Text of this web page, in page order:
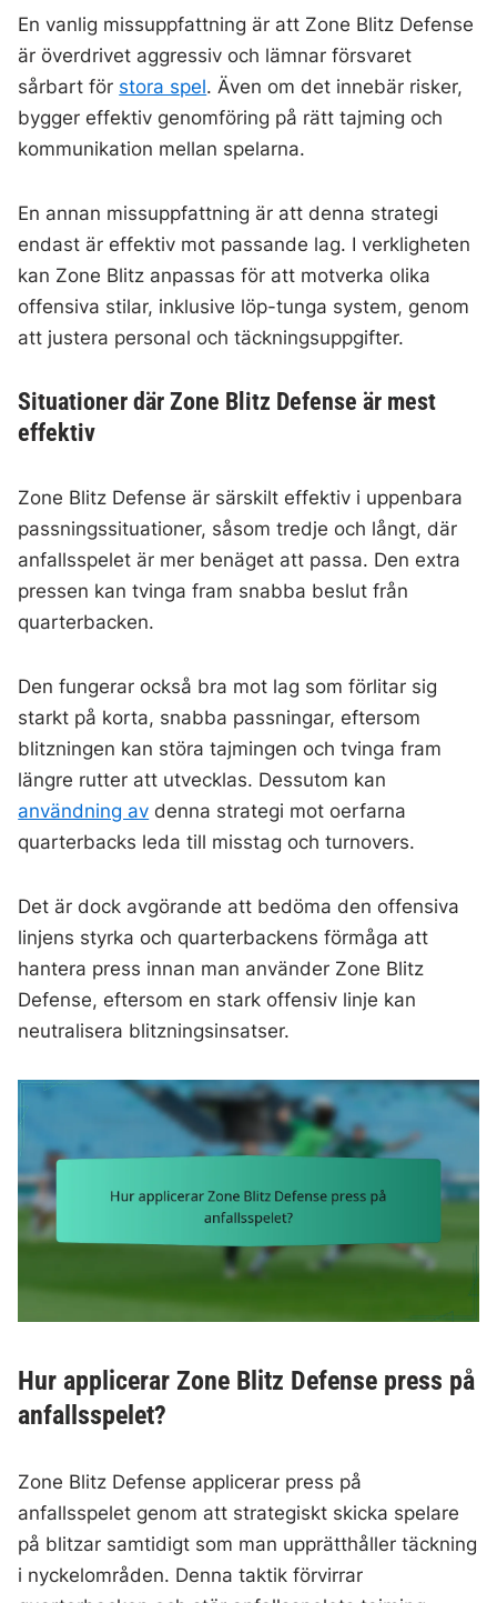
En vanlig missuppfattning är att Zone Blitz Defense
är överdrivet aggressiv och lämnar försvaret
sårbart för stora spel. Även om det innebär risker,
bygger effektiv genomföring på rätt tajming och
kommunikation mellan spelarna.
En annan missuppfattning är att denna strategi
endast är effektiv mot passande lag. I verkligheten
kan Zone Blitz anpassas för att motverka olika
offensiva stilar, inklusive löp-tunga system, genom
att justera personal och täckningsuppgifter.
Situationer där Zone Blitz Defense är mest
effektiv
Zone Blitz Defense är särskilt effektiv i uppenbara
passningssituationer, såsom tredje och långt, där
anfallsspelet är mer benäget att passa. Den extra
pressen kan tvinga fram snabba beslut från
quarterbacken.
Den fungerar också bra mot lag som förlitar sig
starkt på korta, snabba passningar, eftersom
blitzningen kan störa tajmingen och tvinga fram
längre rutter att utvecklas. Dessutom kan
användning av denna strategi mot oerfarna
quarterbacks leda till misstag och turnovers.
Det är dock avgörande att bedöma den offensiva
linjens styrka och quarterbackens förmåga att
hantera press innan man använder Zone Blitz
Defense, eftersom en stark offensiv linje kan
neutralisera blitzningsinsatser.
Hur applicerar Zone Blitz Defense press på
anfallsspelet?
Zone Blitz Defense applicerar press på
anfallsspelet genom att strategiskt skicka spelare
på blitzar samtidigt som man upprätthåller täckning
i nyckelområden. Denna taktik förvirrar